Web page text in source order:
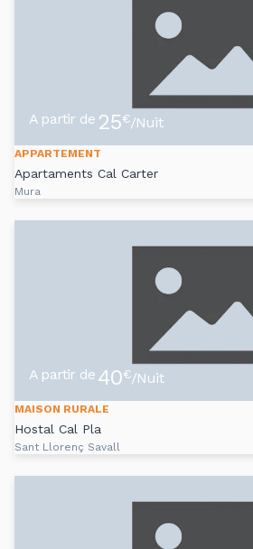
A partir de 25€/Nuit
APPARTEMENT
Apartaments Cal Carter
Mura
A partir de 40€/Nuit
MAISON RURALE
Hostal Cal Pla
Sant Llorenç Savall